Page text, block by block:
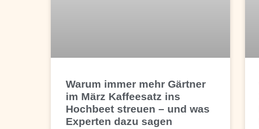
Warum immer mehr Gärtner
im März Kaffeesatz ins
Hochbeet streuen – und was
Experten dazu sagen